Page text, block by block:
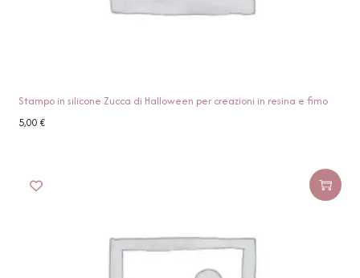
Stampo in silicone Zucca di Halloween per creazioni in resina e fimo
5,00€